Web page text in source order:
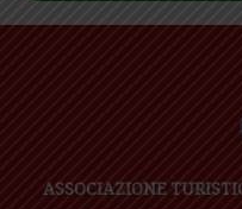
ASSOCIAZIONE